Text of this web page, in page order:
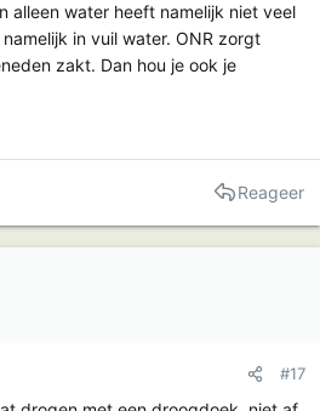
alleen water heeft namelijk niet veel
in vuil water. ONR zorgt
zakt. Dan hou je ook je
Reageer
#17